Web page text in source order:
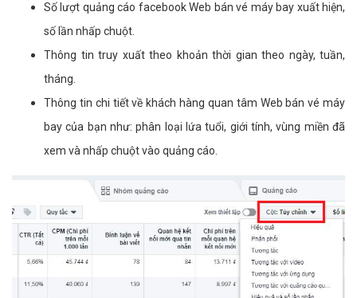
Số lượt quảng cáo facebook Web bán vé máy bay xuất hiện,
số lần nhấp chuột.
Thông tin truy xuất theo khoản thời gian theo ngày, tuần,
tháng.
Thông tin chi tiết về khách hàng quan tâm Web bán vé máy
bay của bạn như: phân loại lứa tuổi, giới tính, vùng miền đã
xem và nhấp chuột vào quảng cáo.